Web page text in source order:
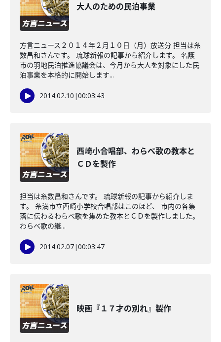
大人のための民泊事業
方言ニュース２０１４年２月１０日（月）放送分 担当は糸
数昌和さんです。 琉球新報の記事から紹介します。 名護
市の羽地民泊推進協議会は、今月から大人を対象にした民
泊事業を本格的に開始します...
2014.02.10 |00:03:43
西崎小合唱部、わらべ歌の教本と
ＣＤを製作
担当は糸数昌和さんです。 琉球新報の記事から紹介しま
す。 糸満市立西崎小学校合唱部はこのほど、 市内の各集
落に伝わるわらべ歌を集めた教本とＣＤを製作しました。
わらべ歌の継...
2014.02.07|00:03:47
映画『１７才の別れ』製作